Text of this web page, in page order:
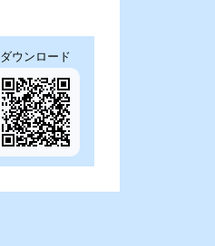
ダウンロード